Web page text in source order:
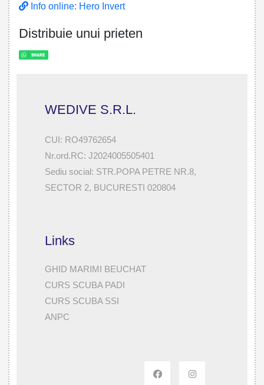
Info online: Hero Invert
Distribuie unui prieten
WEDIVE S.R.L.
CUI: RO49762654
Nr.ord.RC: J2024005505401
Sediu social: STR.POPA PETRE NR.8,
SECTOR 2, BUCURESTI 020804
Links
GHID MARIMI BEUCHAT
CURS SCUBA PADI
CURS SCUBA SSI
ANPC